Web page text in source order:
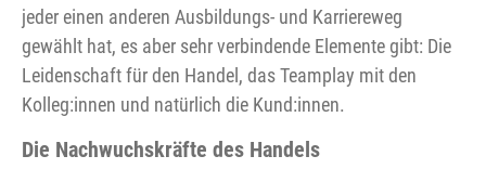
jeder einen anderen Ausbildungs- und Karriereweg
gewählt hat, es aber sehr verbindende Elemente gibt: Die
Leidenschaft für den Handel, das Teamplay mit den
Kolleg:innen und natürlich die Kund:innen.
Die Nachwuchskräfte des Handels